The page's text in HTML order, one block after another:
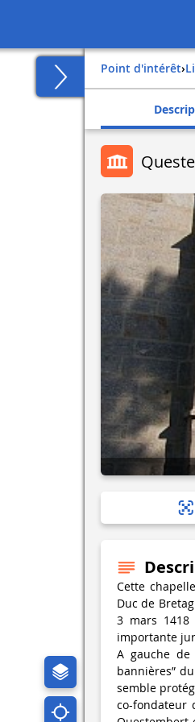
Point d'intérêt›
Cette
Duc de
3 mars 1418
importante
A gauche
bannières”
semble
co-fondateur